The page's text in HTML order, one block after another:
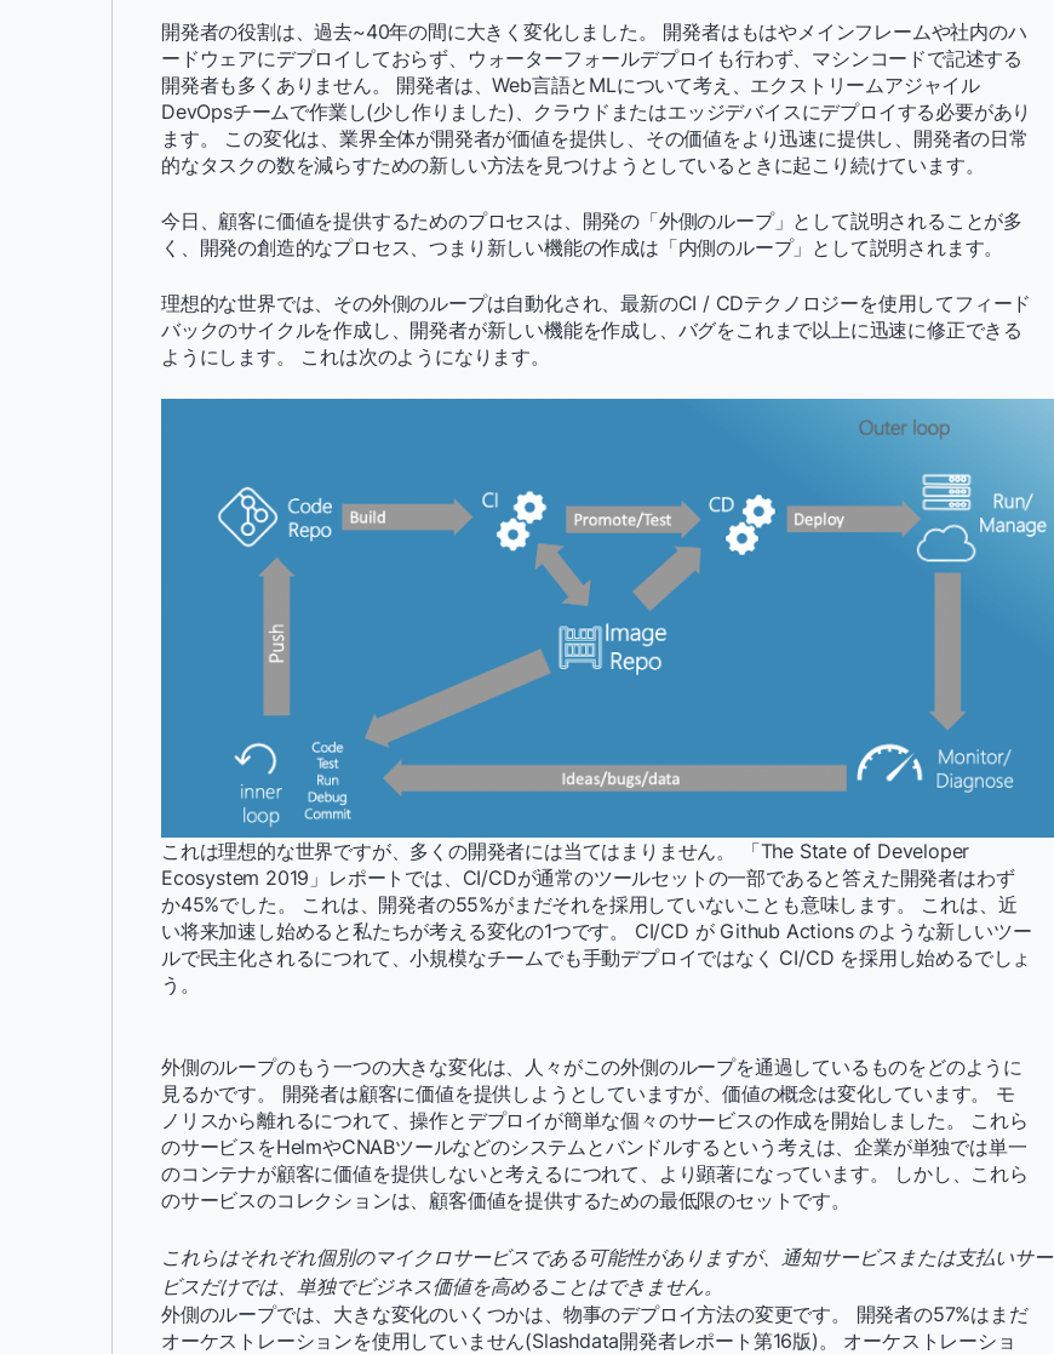
開発者の役割は、過去~40年の間に大きく変化しました。 開発者はもはやメインフレームや社内のハ
ードウェアにデプロイしておらず、ウォーターフォールデプロイも行わず、マシンコードで記述する
開発者も多くありません。 開発者は、Web言語とMLについて考え、エクストリームアジャイル
DevOpsチームで作業し(少し作りました)、クラウドまたはエッジデバイスにデプロイする必要があり
ます。 この変化は、業界全体が開発者が価値を提供し、その価値をより迅速に提供し、開発者の日常
的なタスクの数を減らすための新しい方法を見つけようとしているときに起こり続けています。
今日、顧客に価値を提供するためのプロセスは、開発の「外側のループ」として説明されることが多
く、開発の創造的なプロセス、つまり新しい機能の作成は「内側のループ」として説明されます。
理想的な世界では、その外側のループは自動化され、最新のCI / CDテクノロジーを使用してフィード
バックのサイクルを作成し、開発者が新しい機能を作成し、バグをこれまで以上に迅速に修正できる
ようにします。 これは次のようになります。
これは理想的な世界ですが、多くの開発者には当てはまりません。 「The State of Developer
Ecosystem 2019」レポートでは、CI/CDが通常のツールセットの一部であると答えた開発者はわず
か45%でした。 これは、開発者の55%がまだそれを採用していないことも意味します。 これは、近
い将来加速し始めると私たちが考える変化の1つです。 CI/CD が Github Actions のような新しいツー
ルで民主化されるにつれて、小規模なチームでも手動デプロイではなく CI/CD を採用し始めるでしょ
う。
外側のループのもう一つの大きな変化は、人々がこの外側のループを通過しているものをどのように
見るかです。 開発者は顧客に価値を提供しようとしていますが、価値の概念は変化しています。 モ
ノリスから離れるにつれて、操作とデプロイが簡単な個々のサービスの作成を開始しました。 これら
のサービスをHelmやCNABツールなどのシステムとバンドルするという考えは、企業が単独では単一
のコンテナが顧客に価値を提供しないと考えるにつれて、より顕著になっています。 しかし、これら
のサービスのコレクションは、顧客価値を提供するための最低限のセットです。
これらはそれぞれ個別のマイクロサービスである可能性がありますが、通知サービスまたは支払いサー
ビスだけでは、単独でビジネス価値を高めることはできません。
外側のループでは、大きな変化のいくつかは、物事のデプロイ方法の変更です。 開発者の57%はまだ
オーケストレーションを使用していません(Slashdata開発者レポート第16版)。 オーケストレーショ